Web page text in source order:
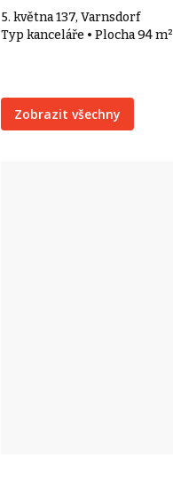
5. května 137, Varnsdorf
Typ kanceláře • Plocha 94 m²
Zobrazit všechny